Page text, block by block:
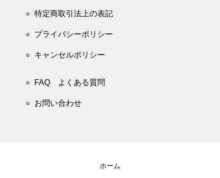
特定商取引法上の表記
プライバシーポリシー
キャンセルポリシー
FAQ よくある質問
お問い合わせ
ホーム